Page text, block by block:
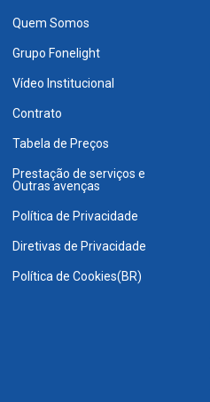
Quem Somos
Grupo Fonelight
Vídeo Institucional
Contrato
Tabela de Preços
Prestação de serviços e
Outras avenças
Política de Privacidade
Diretivas de Privacidade
Política de Cookies(BR)